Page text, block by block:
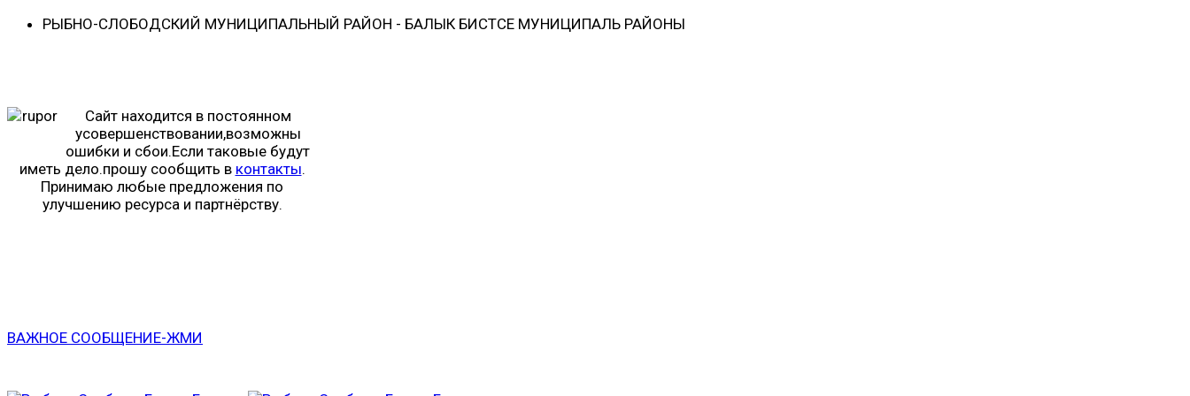
РЫБНО-CЛОБОДСКИЙ МУНИЦИПАЛЬНЫЙ РАЙОН - БАЛЫК БИСТӘСЕ МУНИЦИПАЛЬ РАЙОНЫ
Сайт находится в постоянном
усовершенствовании,возможны
ошибки и сбои.Если таковые будут
иметь дело.прошу сообщить в контакты.
Принимаю любые предложения по
улучшению ресурса и партнёрству.
ВАЖНОЕ СООБЩЕНИЕ-ЖМИ